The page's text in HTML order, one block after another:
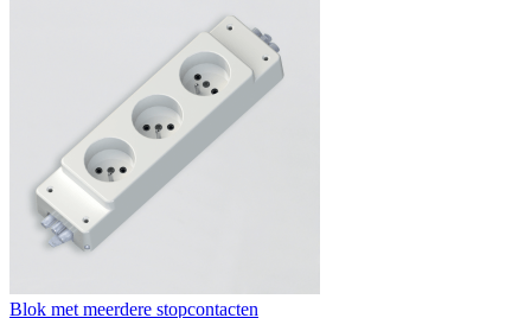
Blok met meerdere stopcontacten